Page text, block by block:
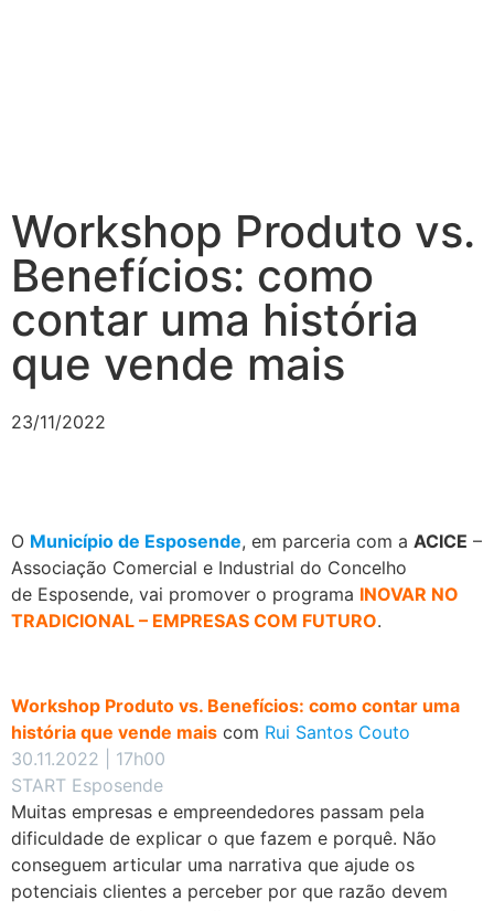
Workshop Produto vs.
Benefícios: como
contar uma história
que vende mais
23/11/2022
O Município de Esposende, em parceria com a ACICE –
Associação Comercial e Industrial do Concelho
de Esposende, vai promover o programa INOVAR NO
TRADICIONAL – EMPRESAS COM FUTURO.
Workshop Produto vs. Benefícios: como contar uma
história que vende mais com Rui Santos Couto
30.11.2022 | 17h00
START Esposende
Muitas empresas e empreendedores passam pela
dificuldade de explicar o que fazem e porquê. Não
conseguem articular uma narrativa que ajude os
potenciais clientes a perceber por que razão devem